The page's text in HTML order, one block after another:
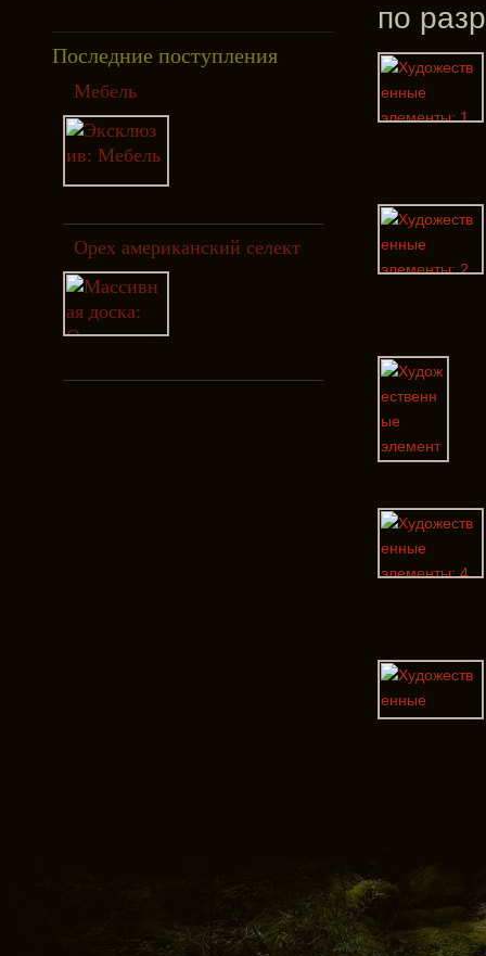
Последние поступления
Мебель
Орех американский селект
по